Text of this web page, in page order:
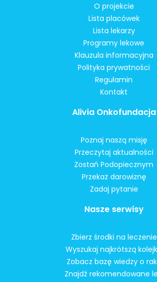
O projekcie
Lista placówek
Lista lekarzy
Programy lekowe
Klauzula informacyjna
Polityka prywatności
Regulamin
Kontakt
Alivia Onkofundacja
Poznaj naszą misję
Przeczytaj aktualności
Zostań Podopiecznym
Przekaż darowiznę
Zadaj pytanie
Nasze serwisy
Zbierz środki na leczenie
Wyszukaj najkrótszą
Zobacz bazę wiedzy o
Znajdź rekomendowane